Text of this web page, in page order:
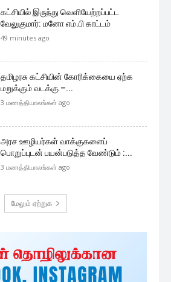
கட்சியில் இருந்து வெளியேற்றப்பட்ட
வேலுகுமார்: மனோ எம்.பி காட்டம்
49 minutes ago
தமிழரசு கட்சியின் கோரிக்கையை ஏற்க
மறுக்கும் வடக்கு –...
3 மணத்தியாலங்கள் ago
அரச ஊழியர்கள் வாக்குகளைப்
பொறுப்புடன் பயன்படுத்த வேண்டும் :...
3 மணத்தியாலங்கள் ago
மேலும் ஏற்றுக